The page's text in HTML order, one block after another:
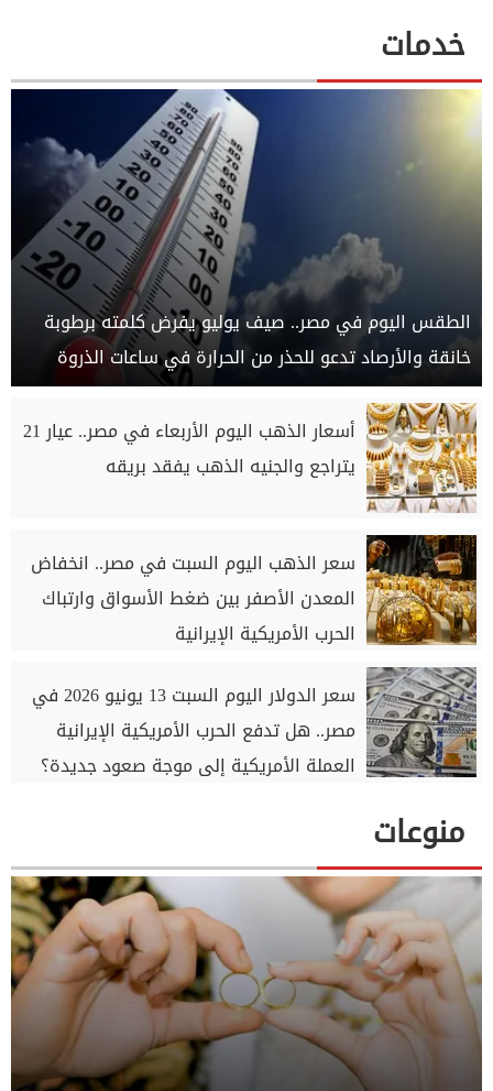
خدمات
الطقس اليوم في مصر.. صيف يوليو يفرض كلمته برطوبة
خانقة والأرصاد تدعو للحذر من الحرارة في ساعات الذروة
أسعار الذهب اليوم الأربعاء في مصر.. عيار 21
يتراجع والجنيه الذهب يفقد بريقه
سعر الذهب اليوم السبت في مصر.. انخفاض
المعدن الأصفر بين ضغط الأسواق وارتباك
الحرب الأمريكية الإيرانية
سعر الدولار اليوم السبت 13 يونيو 2026 في
مصر.. هل تدفع الحرب الأمريكية الإيرانية
العملة الأمريكية إلى موجة صعود جديدة؟
منوعات